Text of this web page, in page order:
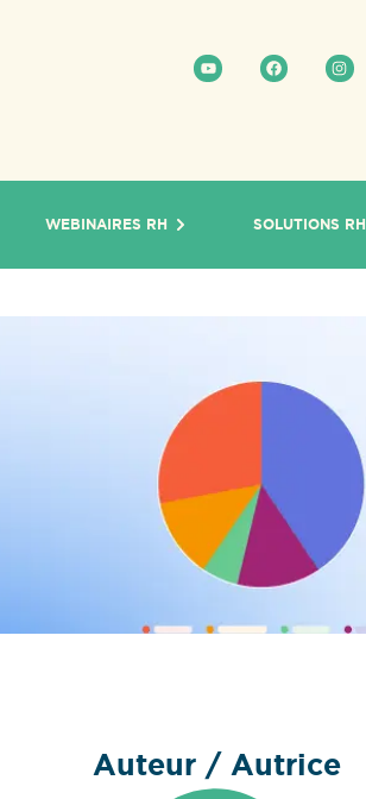
WEBINAIRES RH SOLUTIONS RH
Auteur / Autrice